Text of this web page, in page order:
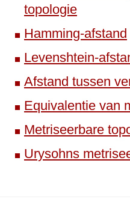
topologie
Hamming-afstand
Levenshtein-
Afstand tussen
Equivalentie van
Metriseerbare
Urysohns